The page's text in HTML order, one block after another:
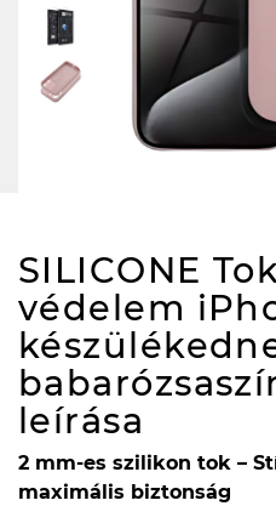
SILICONE
védelem
leírása
2 mm-es szilikon tok –
maximális biztonság